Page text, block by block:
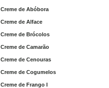
Creme de Abóbora
Creme de Alface
Creme de Brócolos
Creme de Camarão
Creme de Cenouras
Creme de Cogumelos
Creme de Frango I